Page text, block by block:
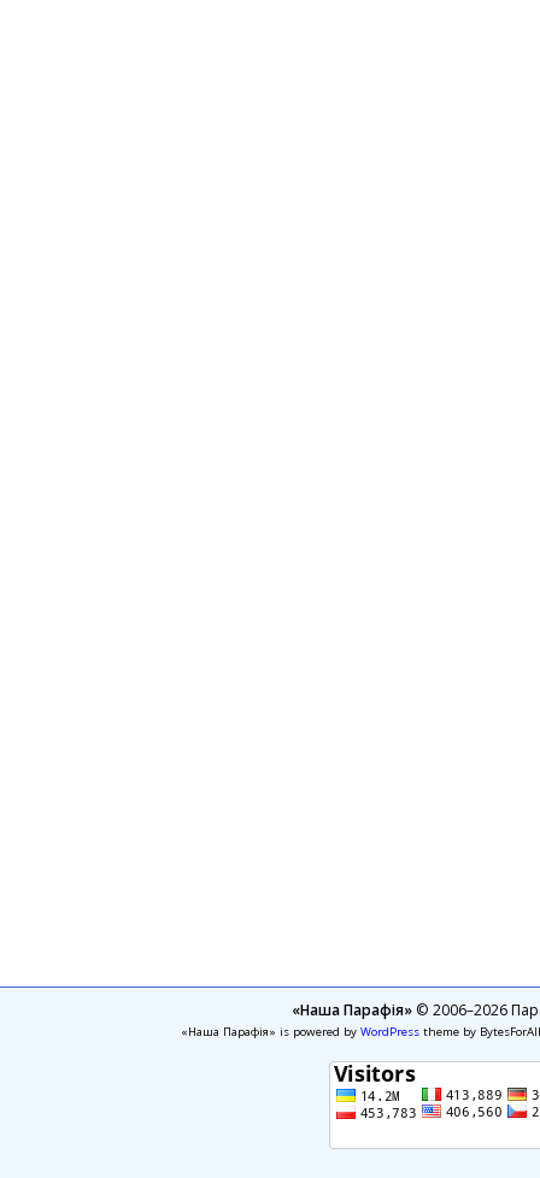
«Наша Парафія»© 2006–2026
«Наша Парафія» is powered by WordPresstheme by